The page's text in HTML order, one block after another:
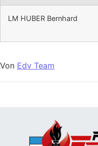
LM HUBER Bernhard
Von Edv Team